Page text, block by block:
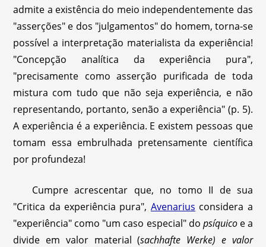
admite a existência do meio independentemente das
"asserções" e dos "julgamentos" do homem, torna-se
possível a interpretação materialista da experiência!
"Concepção analítica da experiência pura",
"precisamente como asserção purificada de toda
mistura com tudo que não seja experiência, e não
representando, portanto, senão a experiência" (p. 5).
A experiência é a experiência. E existem pessoas que
tomam essa embrulhada pretensamente científica
por profundeza!
Cumpre acrescentar que, no tomo II de sua
"Critica da experiência pura", Avenarius considera a
"experiência" como "um caso especial" do psíquicoe a
divide em valor material (sachhafte Werke) e valor